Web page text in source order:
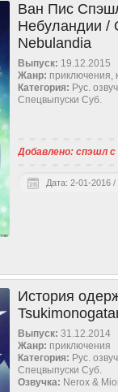
Ван Пис
Небуландии /
Nebulandia
Выпуск: 19.12.2015
Жанр: приключения,
Категория: Рус.
Спецвыпуски Cуб.
Добавлено: спэшл с
Дата: 2-01-2016 /
История
Выпуск: 31.12.2014
Жанр: приключения
Категория: Рус.
Спецвыпуски Cуб.
Озвучка: Nerox &